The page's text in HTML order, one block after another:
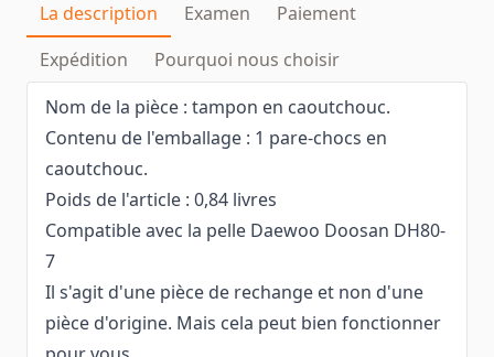
La description Examen
Paiement
Expédition
Pourquoi nous choisir
Nom de la pièce : tampon en caoutchouc.
Contenu de l'emballage : 1 pare-chocs en
caoutchouc.
Poids de l'article : 0,84 livres
Compatible avec la pelle Daewoo Doosan DH80-
7
Il s'agit d'une pièce de rechange et non d'une
pièce d'origine. Mais cela peut bien fonctionner